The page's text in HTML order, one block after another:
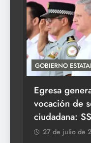
GOBIERNO
Egresa
vocación de
ciudadana:
27 de julio de